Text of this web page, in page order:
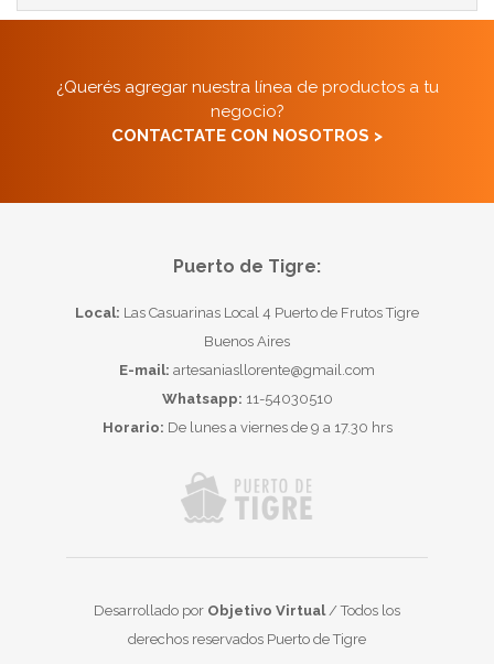
¿Querés agregar nuestra línea de productos a tu
negocio?
CONTACTATE CON NOSOTROS >
Puerto de Tigre:
Local: Las Casuarinas Local 4 Puerto de Frutos Tigre
Buenos Aires
E-mail: artesaniasllorente@gmail.com
Whatsapp: 11-54030510
Horario: De lunes a viernes de 9 a 17.30 hrs
Desarrollado por Objetivo Virtual/ Todos los
derechos reservados Puerto de Tigre